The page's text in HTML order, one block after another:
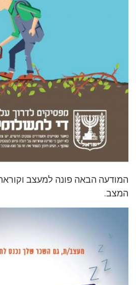
המודעה הבאה פונה למעצב וקוראת
המצב.